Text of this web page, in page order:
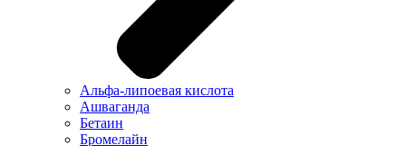
Альфа-липоевая кислота
Ашваганда
Бетаин
Бромелайн